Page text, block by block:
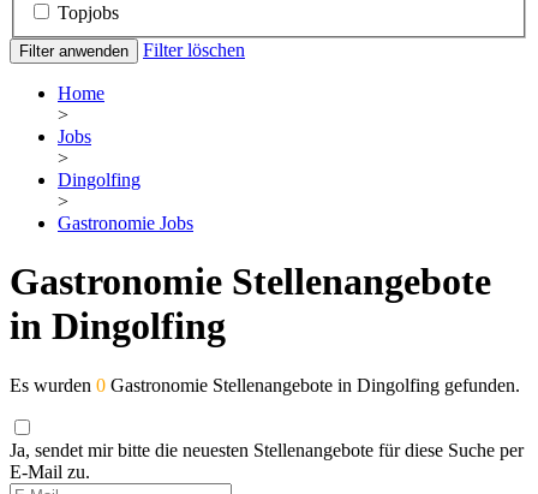
Topjobs
Filter anwenden Filter löschen
Home
>
Jobs
>
Dingolfing
>
Gastronomie Jobs
Gastronomie Stellenangebote
in Dingolfing
Es wurden 0 Gastronomie Stellenangebote in Dingolfing gefunden.
Ja, sendet mir bitte die neuesten Stellenangebote für diese Suche per
E-Mail zu.